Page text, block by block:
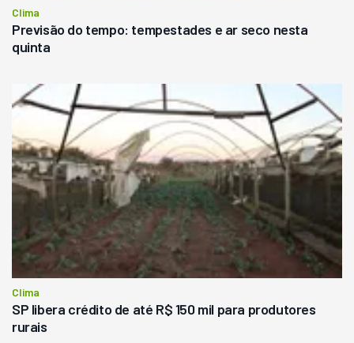
Clima
Previsão do tempo: tempestades e ar seco nesta
quinta
Clima
SP libera crédito de até R$ 150 mil para produtores
rurais